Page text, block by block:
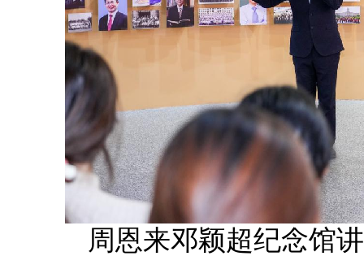
周恩来邓颖超纪念馆讲